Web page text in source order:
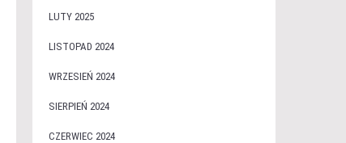
LUTY 2025
LISTOPAD 2024
WRZESIEŃ 2024
SIERPIEŃ 2024
CZERWIEC 2024